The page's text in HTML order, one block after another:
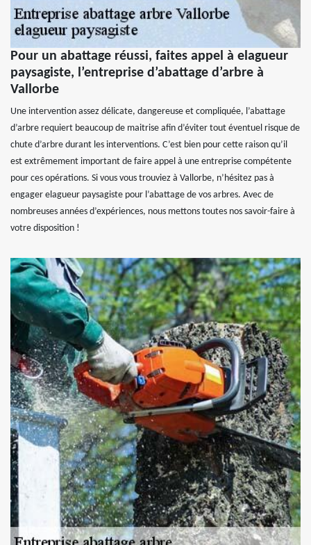
Pour un abattage réussi, faites appel à elagueur
paysagiste, l’entreprise d’abattage d’arbre à
Vallorbe
Une intervention assez délicate, dangereuse et compliquée, l’abattage
d’arbre requiert beaucoup de maitrise afin d’éviter tout éventuel risque de
chute d’arbre durant les interventions. C’est bien pour cette raison qu’il
est extrêmement important de faire appel à une entreprise compétente
pour ces opérations. Si vous vous trouviez à Vallorbe, n’hésitez pas à
engager elagueur paysagiste pour l’abattage de vos arbres. Avec de
nombreuses années d’expériences, nous mettons toutes nos savoir-faire à
votre disposition !